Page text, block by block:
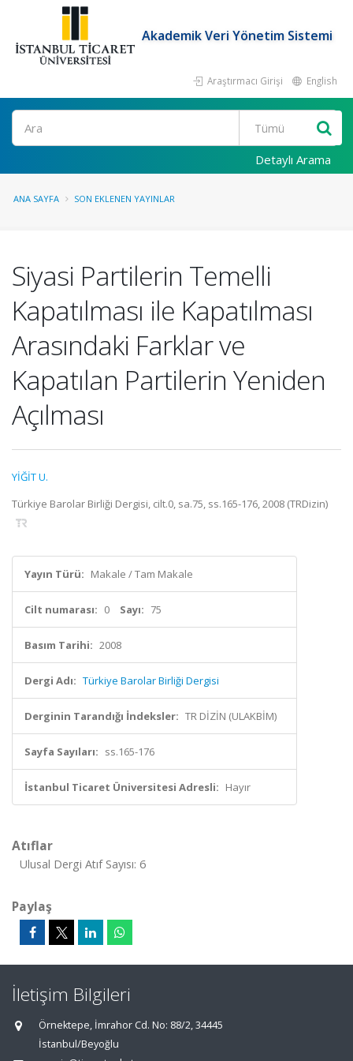
Akademik Veri Yönetim Sistemi
Araştırmacı Girişi English
Ara
Detaylı Arama
ANA SAYFA SON EKLENEN YAYINLAR
Siyasi Partilerin Temelli
Kapatılması ile Kapatılması
Arasındaki Farklar ve
Kapatılan Partilerin Yeniden
Açılması
YİĞİT U.
Türkiye Barolar Birliği Dergisi, cilt.0, sa.75, ss.165-176, 2008 (TRDizin)
Yayın Türü: Makale / Tam Makale
Cilt numarası: 0 Sayı: 75
Basım Tarihi: 2008
Dergi Adı: Türkiye Barolar Birliği Dergisi
Derginin Tarandığı İndeksler: TR DİZİN (ULAKBİM)
Sayfa Sayıları: ss.165-176
İstanbul Ticaret Üniversitesi Adresli: Hayır
Atıflar
Ulusal Dergi Atıf Sayısı: 6
Paylaş
İletişim Bilgileri
Örnektepe, İmrahor Cd. No: 88/2, 34445
İstanbul/Beyoğlu